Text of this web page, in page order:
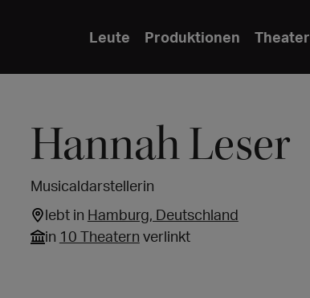
Leute Produktionen Theater
Hannah Leser
Musicaldarstellerin
lebt in Hamburg, Deutschland
in 10 Theatern verlinkt